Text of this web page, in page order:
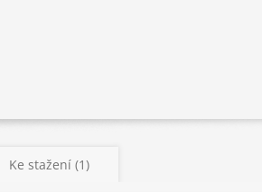
Ke stažení (1)